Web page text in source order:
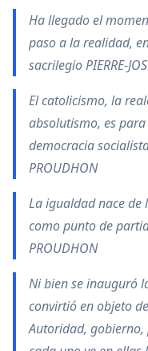
Ha llegado el
paso a la realidad,
sacrilegio PIERRE-
El catolicismo, la
absolutismo, es
democracia socialista
PROUDHON
La igualdad nace
como punto de
PROUDHON
Ni bien se inauguró
convirtió en objeto
Autoridad, gobierno,